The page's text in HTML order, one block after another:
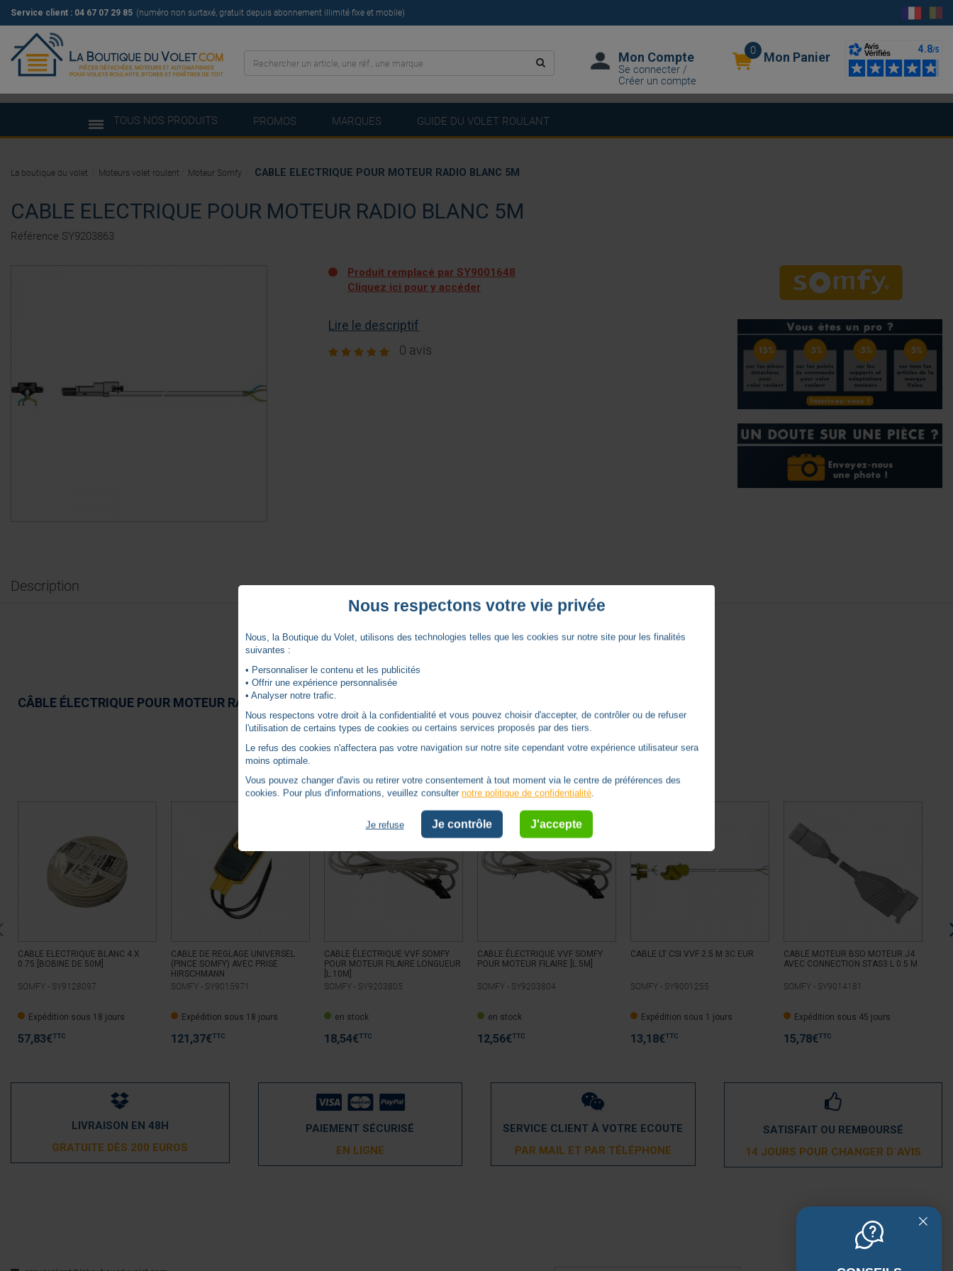
Service client : 04 67 07 29 85 (numéro non surtaxé, gratuit depuis abonnement illimité fixe et mobile)
Mon Compte
Se connecter /
Créer un compte
0 Mon Panier
TOUS NOS PRODUITS PROMOS MARQUES GUIDE DU VOLET ROULANT
CABLE ELECTRIQUE POUR MOTEUR RADIO BLANC 5M
Référence SY9203863
Produit remplacé par SY9001648
Cliquez ici pour y accéder
Lire le descriptif
0 avis
Description
Description du produit
CÂBLE ÉLECTRIQUE POUR MOTEUR RADIO BLANC 5M
CABLE ELECTRIQUE BLANC 4 X
0.75 [BOBINE DE 50M]
SOMFY - SY9128097
Expédition sous 18 jours
57,83€TTC
CABLE DE REGLAGE UNIVERSEL
(PINCE SOMFY) AVEC PRISE
HIRSCHMANN
SOMFY - SY9015971
Expédition sous 18 jours
121,37€TTC
CABLE ÉLECTRIQUE VVF SOMFY
POUR MOTEUR FILAIRE LONGUEUR
[L.10M]
SOMFY - SY9203805
en stock
18,54€TTC
CABLE ÉLECTRIQUE VVF SOMFY
POUR MOTEUR FILAIRE [L.5M]
SOMFY - SY9203804
en stock
12,56€TTC
CABLE LT CSI VVF 2.5 M 3C EUR
SOMFY - SY9001255
Expédition sous 1 jours
13,18€TTC
CABLE MOTEUR BSO MOTEUR J4
AVEC CONNECTION STAS3 L 0.5 M
SOMFY - SY9014181
Expédition sous 45 jours
15,78€TTC
La boutique du volet Moteurs volet roulant Moteur Somfy CABLE ELECTRIQUE POUR MOTEUR RADIO BLANC 5M
LIVRAISON EN 48H
GRATUITE DÈS 200 EUROS
PAIEMENT SÉCURISÉ
EN LIGNE
SERVICE CLIENT À VOTRE ECOUTE
PAR MAIL ET PAR TÉLÉPHONE
SATISFAIT OU REMBOURSÉ
14 JOURS POUR CHANGER D´AVIS
Nous respectons votre vie privée
Nous, la Boutique du Volet, utilisons des technologies telles que les cookies sur notre site pour les finalités
suivantes :
• Personnaliser le contenu et les publicités
• Offrir une expérience personnalisée
• Analyser notre trafic.
Nous respectons votre droit à la confidentialité et vous pouvez choisir d'accepter, de contrôler ou de refuser
l'utilisation de certains types de cookies ou certains services proposés par des tiers.
Le refus des cookies n'affectera pas votre navigation sur notre site cependant votre expérience utilisateur sera
moins optimale.
Vous pouvez changer d'avis ou retirer votre consentement à tout moment via le centre de préférences des
cookies. Pour plus d'informations, veuillez consulternotre politique de confidentialité.
Je refuse Je contrôle J'accepte